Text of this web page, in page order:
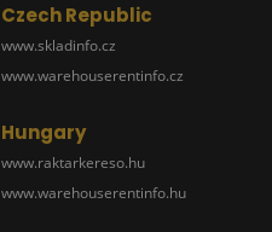
Czech Republic
www.skladinfo.cz
www.warehouserentinfo.cz
Hungary
www.raktarkereso.hu
www.warehouserentinfo.hu